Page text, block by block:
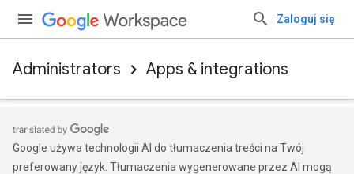
Zaloguj się
Administrators Apps & integrations
Google używa technologii AI do tłumaczenia treści na Twój
preferowany język. Tłumaczenia wygenerowane przez AI mogą